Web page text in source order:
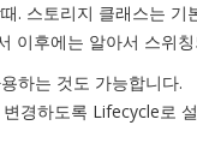
. 스토리지 클래스는 기
이후에는 알아서 스위
하는 것도 가능합니다.
경하도록 Lifecycle로